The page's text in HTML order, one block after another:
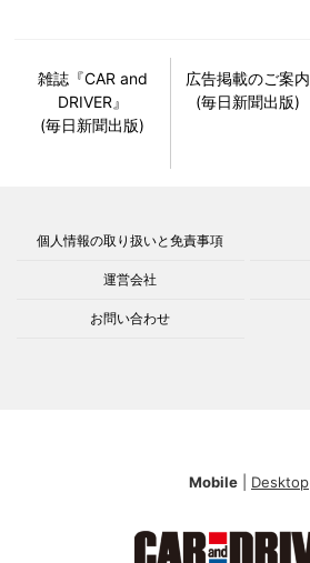
雑誌『CAR and
DRIVER』
(毎日新聞出版)
広告掲載のご案内
(毎日新聞出版)
個人情報の取り扱いと免責事項
運営会社
お問い合わせ
Mobile Desktop